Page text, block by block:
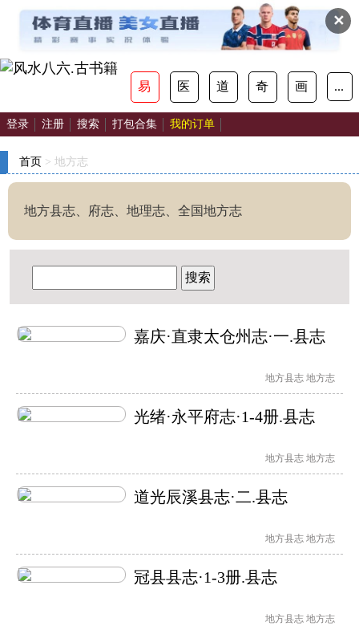
✕
易 医 道 奇 画 ...
登录 注册 搜索 打包合集 我的订单
首页 > 地方志
地方县志、府志、地理志、全国地方志
搜索
嘉庆·直隶太仓州志·一.县志
地方县志 地方志
光绪·永平府志·1-4册.县志
地方县志 地方志
道光辰溪县志·二.县志
地方县志 地方志
冠县县志·1-3册.县志
地方县志 地方志